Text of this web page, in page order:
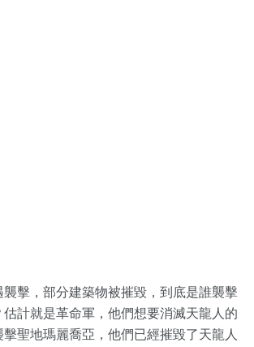
擊，部分建築物被摧毀，到底是誰襲擊
計就是革命軍，他們想要消滅天龍人的
聖地瑪麗喬亞，他們已經摧毀了天龍人